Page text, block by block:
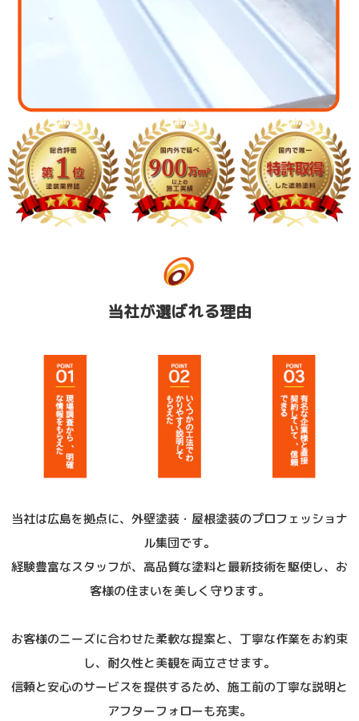
当社が選ばれる理由
当社は広島を拠点に、外壁塗装・屋根塗装のプロフェッショナ
ル集団です。
経験豊富なスタッフが、高品質な塗料と最新技術を駆使し、お
客様の住まいを美しく守ります。
お客様のニーズに合わせた柔軟な提案と、丁寧な作業をお約束
し、耐久性と美観を両立させます。
信頼と安心のサービスを提供するため、施工前の丁寧な説明と
アフターフォローも充実。